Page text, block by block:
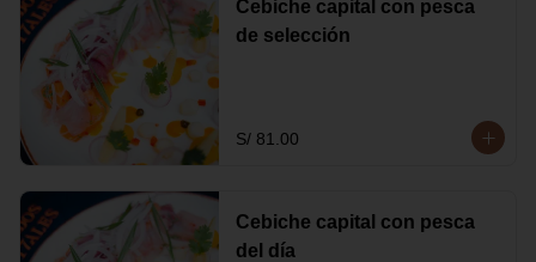
Cebiche capital con pesca
de selección
S/ 81.00
Cebiche capital con pesca
del día